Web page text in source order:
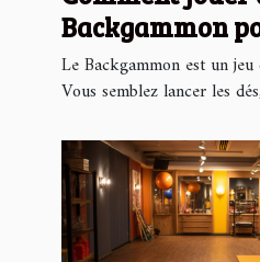
Backgammon
Le Backgammon est un
Vous semblez lancer les